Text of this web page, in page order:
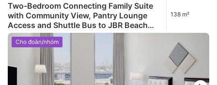
Two-Bedroom Connecting Family Suite
with Community View, Pantry Lounge
Access and Shuttle Bus to JBR Beach
and various shopping malls
138 m²
Cho đoàn/nhóm